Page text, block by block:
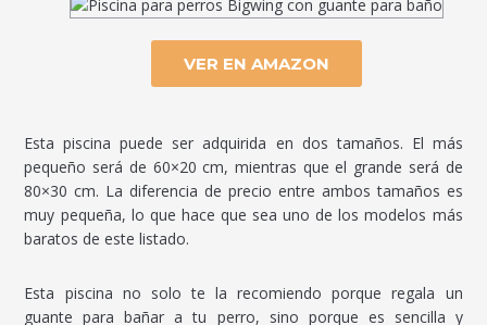
VER EN AMAZON
Esta piscina puede ser adquirida en dos tamaños. El más
pequeño será de 60×20 cm, mientras que el grande será de
80×30 cm. La diferencia de precio entre ambos tamaños es
muy pequeña, lo que hace que sea uno de los modelos más
baratos de este listado.
Esta piscina no solo te la recomiendo porque regala un
guante para bañar a tu perro, sino porque es sencilla y